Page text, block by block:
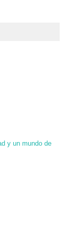
y un mundo de